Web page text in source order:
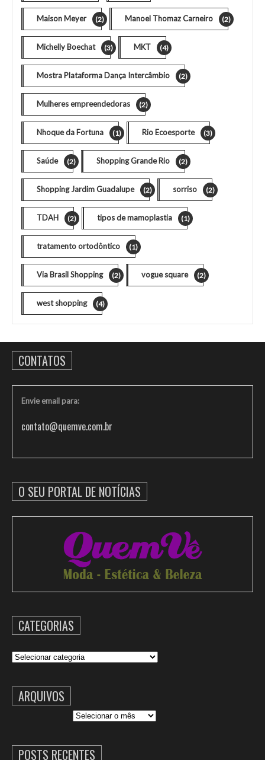
Maison Meyer (2) Manoel Thomaz Carneiro (2)
Michelly Boechat (3) MKT (4)
Mostra Plataforma Dança Intercâmbio (2)
Mulheres empreendedoras (2)
Nhoque da Fortuna (1) Rio Ecoesporte (3)
Saúde (2) Shopping Grande Rio (2)
Shopping Jardim Guadalupe (2) sorriso (2)
TDAH (2) tipos de mamoplastia (1)
tratamento ortodôntico (1)
Via Brasil Shopping (2) vogue square (2)
west shopping (4)
CONTATOS
Envie email para:
contato@quemve.com.br
O SEU PORTAL DE NOTÍCIAS
CATEGORIAS
Categorias
ARQUIVOS
POSTS RECENTES